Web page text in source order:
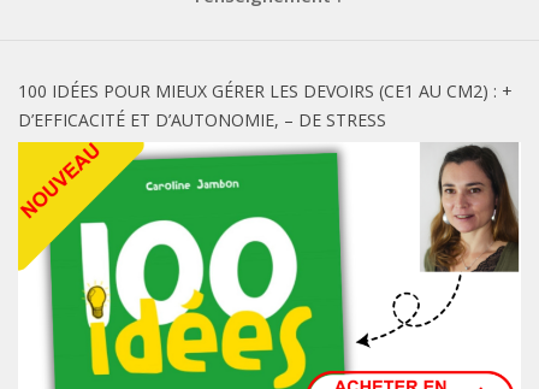
100 IDÉES POUR MIEUX GÉRER LES DEVOIRS (CE1 AU CM2) : +
D’EFFICACITÉ ET D’AUTONOMIE, – DE STRESS